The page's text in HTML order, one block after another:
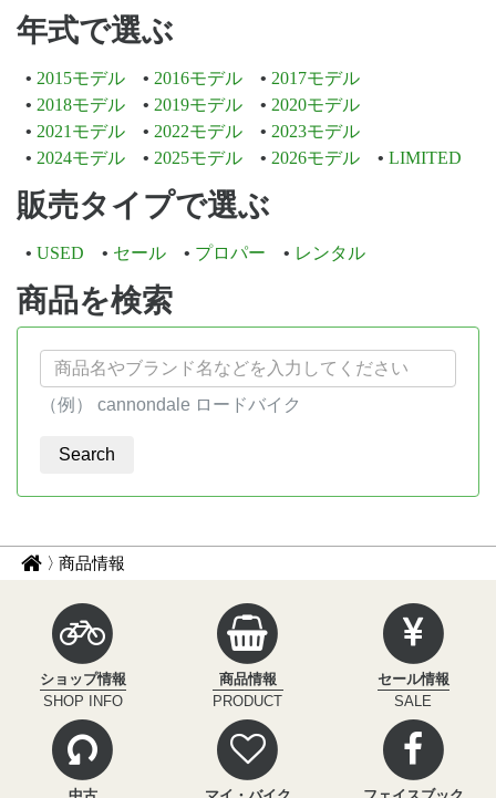
年式で選ぶ
2015モデル 2016モデル
2017モデル
2018モデル
2019モデル
2020モデル
2021モデル
2022モデル
2023モデル
2024モデル
2025モデル 2026モデル LIMITED
販売タイプで選ぶ
USED セール プロパー レンタル
商品を検索
（例） cannondale ロードバイク
パ
ナ
サ
ク
ル
イ
ン
フ
ィ
ニ
商品情報
ショップ情報
SHOP INFO
商品情報
PRODUCT
セール情報
SALE